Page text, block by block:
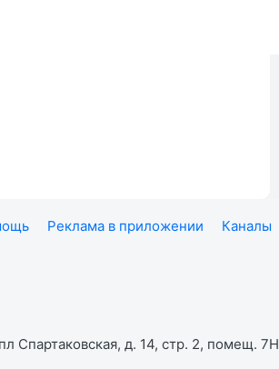
Реклама в приложении Каналы
Спартаковская, д. 14, стр. 2, помещ. 7Н